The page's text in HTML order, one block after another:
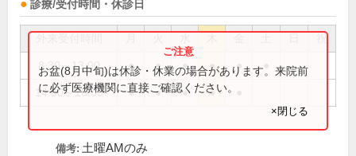
診療/受付時間・休診日
祝
8:30～13:00 ● ● ● ● ●
14:00～18:00 ● ● ● ●
お盆(8月中旬)は休診・休業の場合があります。来院前
に必ず医療機関に直接ご確認ください。
×閉じる
備考: 土曜AMのみ